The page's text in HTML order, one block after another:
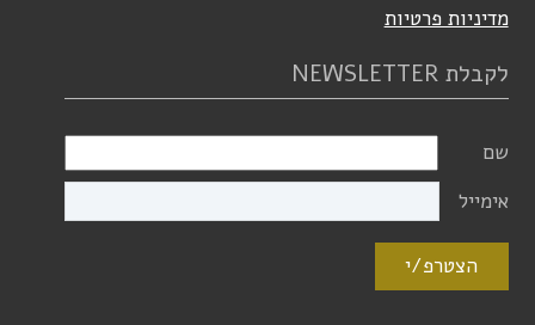
מדיניות פרטיות
לקבלת NEWSLETTER
שם
אימייל
הצטרפ/י